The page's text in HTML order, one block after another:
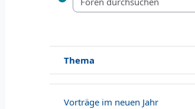
Status
Thema
Vorträge im neuen Jahr